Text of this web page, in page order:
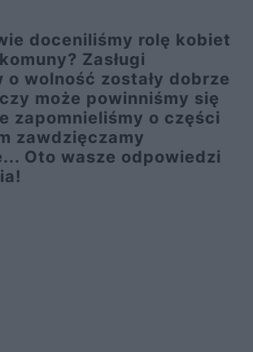
doceniliśmy rolę kobiet
Zasługi
o wolność zostały dobrze
może powinniśmy się
zapomnieliśmy o części
zawdzięczamy
Oto wasze odpowiedzi